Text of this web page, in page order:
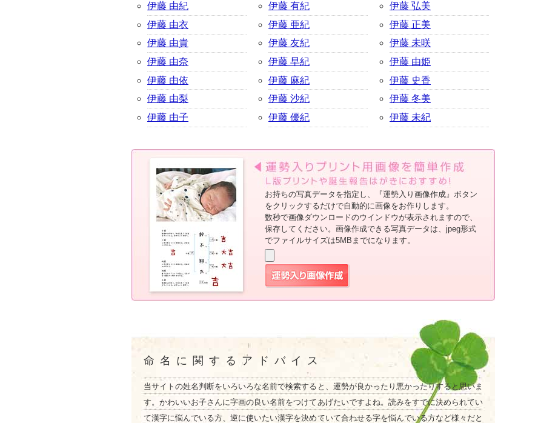
伊藤 由紀
伊藤 由衣
伊藤 由貴
伊藤 由奈
伊藤 由依
伊藤 由梨
伊藤 由子
伊藤 有紀
伊藤 亜紀
伊藤 友紀
伊藤 早紀
伊藤 麻紀
伊藤 沙紀
伊藤 優紀
伊藤 弘美
伊藤 正美
伊藤 未咲
伊藤 由姫
伊藤 史香
伊藤 冬美
伊藤 未紀
お持ちの写真データを指定し、『運勢入り画像作成』ボタン
をクリックするだけで自動的に画像をお作りします。
数秒で画像ダウンロードのウインドウが表示されますので、
保存してください。画像作成できる写真データは、jpeg形式
でファイルサイズは5MBまでになります。
命名に関するアドバイス
当サイトの姓名判断をいろいろな名前で検索すると、運勢が良かったり悪かったりすると思いま
す。かわいいお子さんに字画の良い名前をつけてあげたいですよね。読みをすでに決められてい
て漢字に悩んでいる方、逆に使いたい漢字を決めていて合わせる字を悩んでいる方など様々だと